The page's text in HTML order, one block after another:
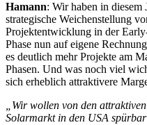
Hamann: Wir haben in diesem
strategische Weichenstellung
Projektentwicklung in der
Phase nun auf eigene
es deutlich mehr Projekte am
Phasen. Und was noch viel
sich erheblich attraktivere
„Wir wollen von den
Solarmarkt in den USA